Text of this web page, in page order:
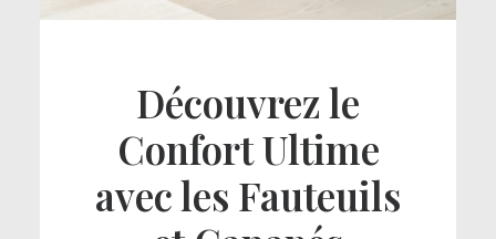
Découvrez le
Confort Ultime
avec les Fauteuils